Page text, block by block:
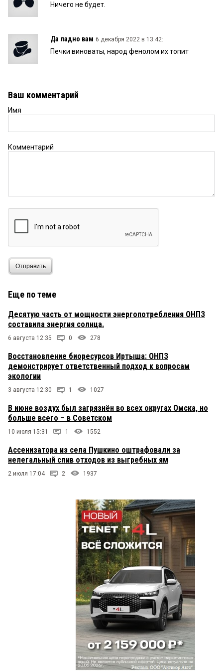
Ничего не будет.
Да ладно вам 6 декабря 2022 в 13:42:
Печки виноваты, народ фенолом их топит
Ваш комментарий
Имя
Комментарий
Отправить
Еще по теме
Десятую часть от мощности энергопотребления ОНПЗ
составила энергия солнца.
6 августа 12:35 0 278
Восстановление биоресурсов Иртыша: ОНПЗ
демонстрирует ответственный подход к вопросам
экологии
3 августа 12:30 1 1027
В июне воздух был загрязнён во всех округах Омска, но
больше всего – в Советском
10 июля 15:31 1 1552
Ассенизатора из села Пушкино оштрафовали за
нелегальный слив отходов из выгребных ям
2 июля 17:04 2 1937